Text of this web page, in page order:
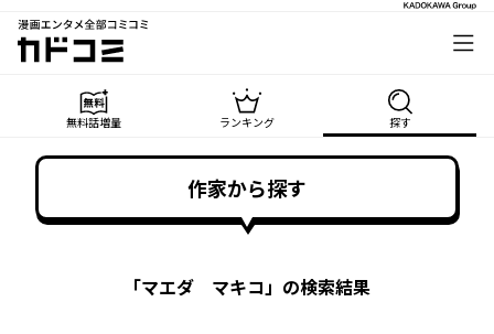
漫画エンタメ全部コミコミ
カドコミ
無料話増量 ランキング 探す
作家から探す
「マエダ マキコ」の検索結果